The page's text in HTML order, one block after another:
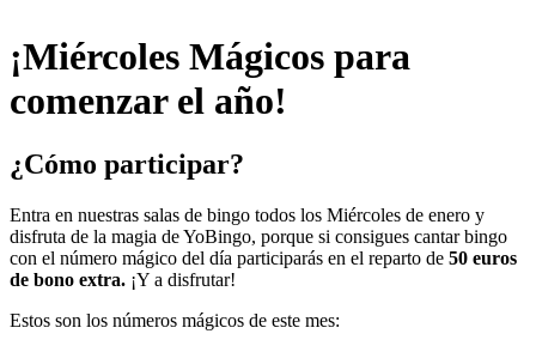
¡Miércoles Mágicos para
comenzar el año!
¿Cómo participar?
Entra en nuestras salas de bingo todos los Miércoles de enero y
disfruta de la magia de YoBingo, porque si consigues cantar bingo
con el número mágico del día participarás en el reparto de 50 euros
de bono extra. ¡Y a disfrutar!
Estos son los números mágicos de este mes: